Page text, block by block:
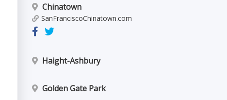
Chinatown
SanFranciscoChinatown.com
Haight-Ashbury
Golden Gate Park